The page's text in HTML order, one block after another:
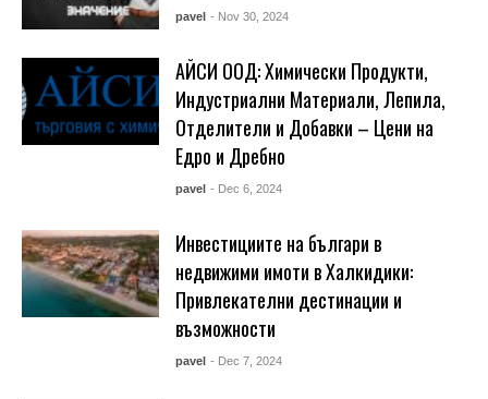
pavel - Nov 30, 2024
АЙСИ ООД: Химически Продукти,
Индустриални Материали, Лепила,
Отделители и Добавки – Цени на
Едро и Дребно
pavel - Dec 6, 2024
Инвестициите на българи в
недвижими имоти в Халкидики:
Привлекателни дестинации и
възможности
pavel - Dec 7, 2024